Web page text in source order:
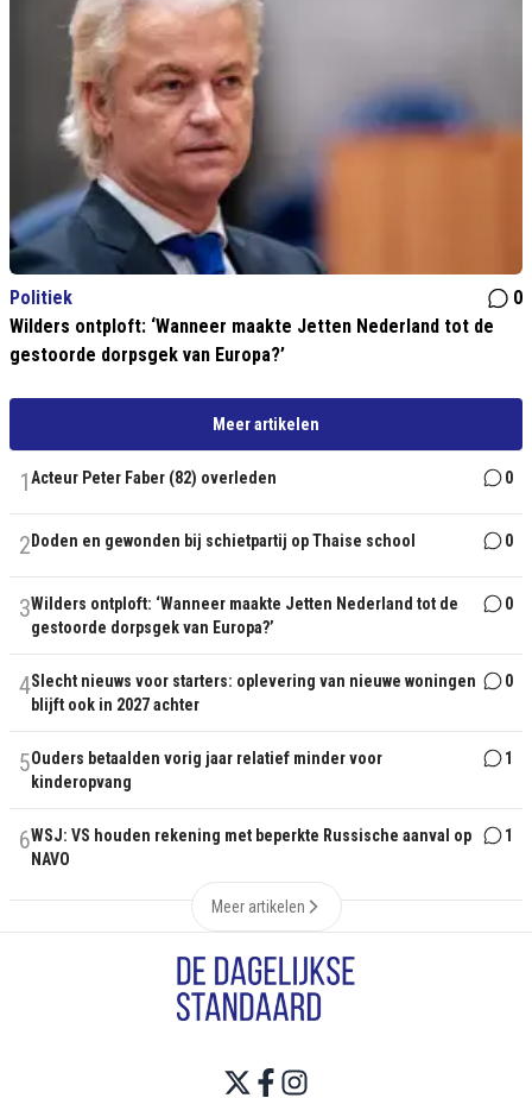
Politiek
0
Wilders ontploft: ‘Wanneer maakte Jetten Nederland tot de
gestoorde dorpsgek van Europa?’
Meer artikelen
1Acteur Peter Faber (82) overleden 0
2 Doden en gewonden bij schietpartij op Thaise school 0
3Wilders ontploft: ‘Wanneer maakte Jetten Nederland tot de
gestoorde dorpsgek van Europa?’
0
4Slecht nieuws voor starters: oplevering van nieuwe woningen
blijft ook in 2027 achter
0
5Ouders betaalden vorig jaar relatief minder voor
kinderopvang
1
6WSJ: VS houden rekening met beperkte Russische aanval op
NAVO
1
Meer artikelen